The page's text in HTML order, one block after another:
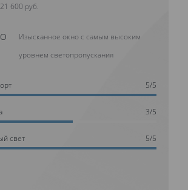
600 руб.
Изысканное окно с самым высоким
уровнем светопропускания
5/5
3/5
свет 5/5